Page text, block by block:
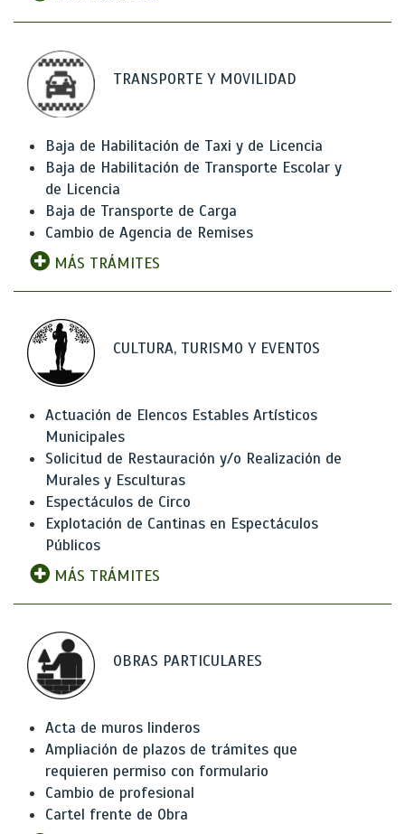
TRANSPORTE Y MOVILIDAD
Baja de Habilitación de Taxi y de Licencia
Baja de Habilitación de Transporte Escolar y
de Licencia
Baja de Transporte de Carga
Cambio de Agencia de Remises
MÁS TRÁMITES
CULTURA, TURISMO Y EVENTOS
Actuación de Elencos Estables Artísticos
Municipales
Solicitud de Restauración y/o Realización de
Murales y Esculturas
Espectáculos de Circo
Explotación de Cantinas en Espectáculos
Públicos
MÁS TRÁMITES
OBRAS PARTICULARES
Acta de muros linderos
Ampliación de plazos de trámites que
requieren permiso con formulario
Cambio de profesional
Cartel frente de Obra